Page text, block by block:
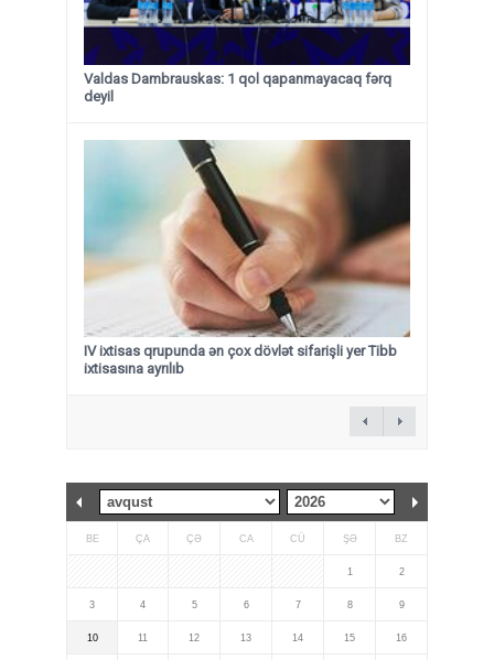
Valdas Dambrauskas: 1 qol qapanmayacaq fərq
deyil
IV ixtisas qrupunda ən çox dövlət sifarişli yer Tibb
ixtisasına ayrılıb
BE ÇA ÇƏ CA CÜ ŞƏ BZ
1 2
3 4 5 6 7 8 9
10 11 12 13 14 15 16